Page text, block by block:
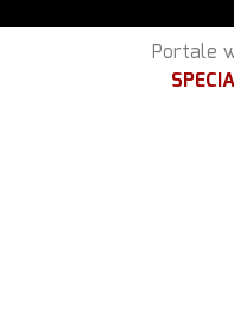
Portale